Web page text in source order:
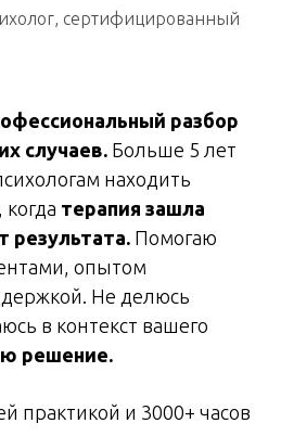
сертифицированный
разбор
случаев. Больше 5 лет
находить
терапия зашла
результата. Помогаю
опытом
Не делюсь
в контекст вашего
решение.
практикой и 3000+ часов